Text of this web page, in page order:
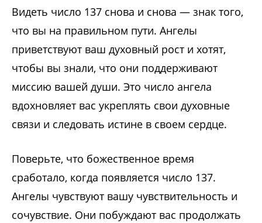
Видеть число 137 снова и снова — знак того,
что вы на правильном пути. Ангелы
приветствуют ваш духовный рост и хотят,
чтобы вы знали, что они поддерживают
миссию вашей души. Это число ангела
вдохновляет вас укреплять свои духовные
связи и следовать истине в своем сердце.
Поверьте, что божественное время
сработало, когда появляется число 137.
Ангелы чувствуют вашу чувствительность и
сочувствие. Они побуждают вас продолжать